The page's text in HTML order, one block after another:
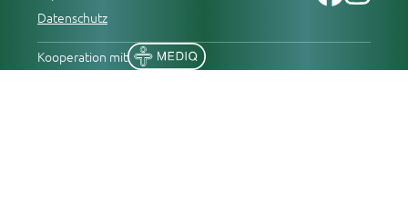
Datenschutz
Kooperation mit